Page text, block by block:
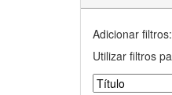
Adicionar filtros:
Utilizar filtros